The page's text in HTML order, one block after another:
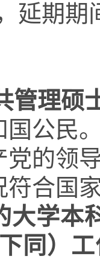
延期期
管理
国公民
党的领
符合国
大学本
同）